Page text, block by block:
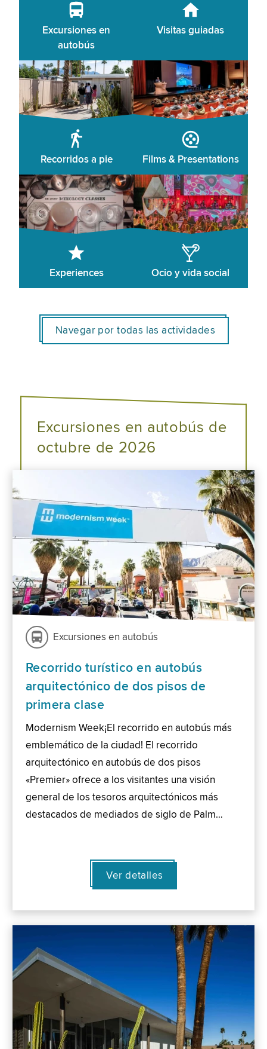
Excursiones en
autobús
Visitas guiadas
Recorridos a pie Films & Presentations
Experiences Ocio y vida social
Navegar por todas las actividades
Excursiones en autobús de
octubre de 2026
Excursiones en autobús
Recorrido turístico en autobús
arquitectónico de dos pisos de
primera clase
Modernism Week¡El recorrido en autobús más
emblemático de la ciudad! El recorrido
arquitectónico en autobús de dos pisos
«Premier» ofrece a los visitantes una visión
general de los tesoros arquitectónicos más
destacados de mediados de siglo de Palm…
Ver detalles